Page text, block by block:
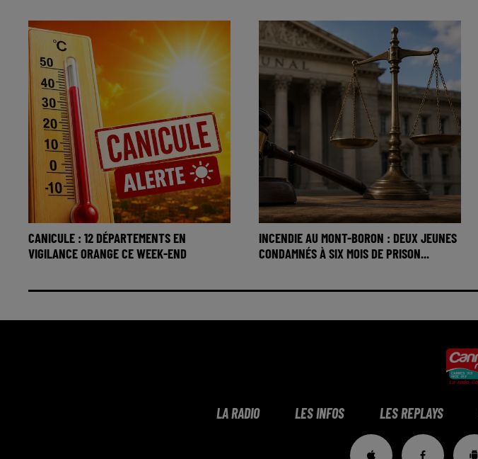
CANICULE : 12 DÉPARTEMENTS EN
VIGILANCE ORANGE CE WEEK-END
INCENDIE AU MONT-BORON : DEUX JEUNES
CONDAMNÉS À SIX MOIS DE PRISON...
LA RADIO LES INFOS LES REPLAYS